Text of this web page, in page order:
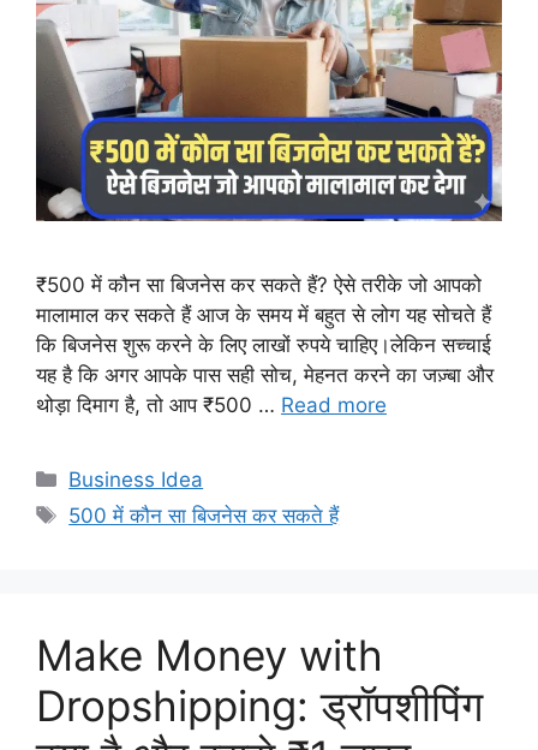
₹500 में कौन सा बिजनेस कर सकते हैं? ऐसे तरीके जो आपको
मालामाल कर सकते हैं आज के समय में बहुत से लोग यह सोचते हैं
कि बिजनेस शुरू करने के लिए लाखों रुपये चाहिए।लेकिन सच्चाई
यह है कि अगर आपके पास सही सोच, मेहनत करने का जज़्बा और
थोड़ा दिमाग है, तो आप ₹500 … Read more
Categories
Business Idea
Tags
500 में कौन सा बिजनेस कर सकते हैं
Make Money with
Dropshipping: ड्रॉपशीपिंग